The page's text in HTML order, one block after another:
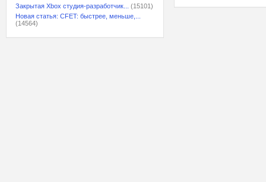
Закрытая Xbox студия-разработчик...
(15101)
Новая статья: CFET: быстрее, меньше,...
(14564)